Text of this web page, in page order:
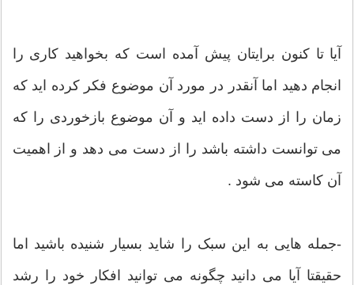
آیا تا کنون برایتان پیش آمده است که بخواهید کاری را
انجام دهید اما آنقدر در مورد آن موضوع فکر کرده اید که
زمان را از دست داده اید و آن موضوع بازخوردی را که
می توانست داشته باشد را از دست می دهد و از اهمیت
آن کاسته می شود .
-جمله هایی به این سبک را شاید بسیار شنیده باشید اما
حقیقتا آیا می دانید چگونه می توانید افکار خود را رشد